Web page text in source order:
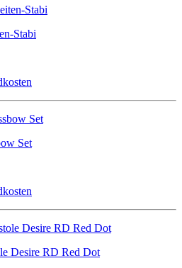
Stabi
Set
Desire RD Red Dot